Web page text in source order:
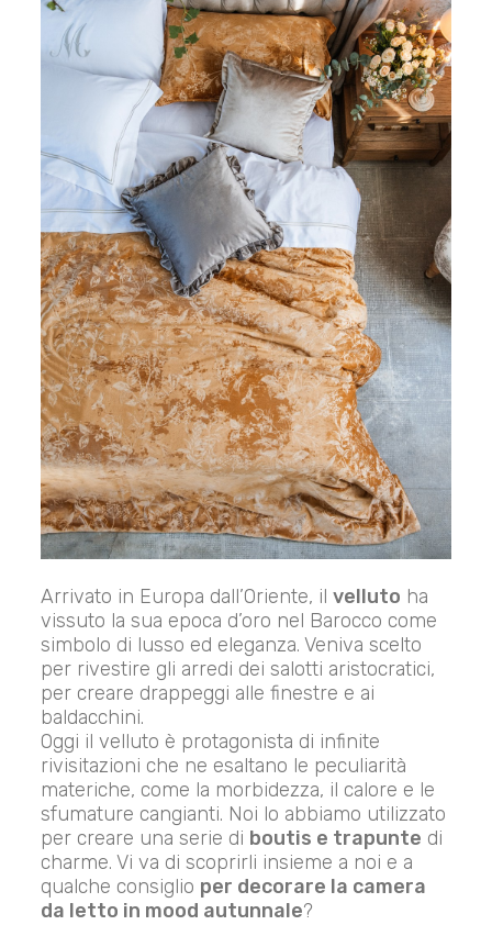
Arrivato in Europa dall’Oriente, ilvelluto ha
vissuto la sua epoca d’oro nel Barocco come
simbolo di lusso ed eleganza. Veniva scelto
per rivestire gli arredi dei salotti aristocratici,
per creare drappeggi alle finestre e ai
baldacchini.
Oggi il velluto è protagonista di infinite
rivisitazioni che ne esaltano le peculiarità
materiche, come la morbidezza, il calore e le
sfumature cangianti. Noi lo abbiamo utilizzato
per creare una serie di boutis e trapunte di
charme. Vi va di scoprirli insieme a noi e a
qualche consiglio per decorare la camera
da letto in mood autunnale?